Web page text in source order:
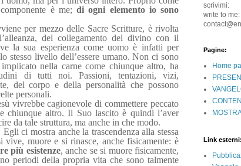
è me;di ogni elemento io sono
per mezzo delle Sacre Scritture, è rivolta
del collegamento del divino con il
la sua esperienza come uomo è infatti per
stesso livello dell’essere umano. Non ci sono
nella carne come chiunque altro, ha
di tutti noi. Passioni, tentazioni, vizi,
del corpo e della personalità che possono
personali.
vivrebbe cagionevole di commettere peccato
chiunque altro. Il Suo lascito è quindi l’aver
da tale struttura, ma anche in che modo.
ci mostra anche la trascendenza alla stessa
vive, muore e si rinasce, anche fisicamente: è
più esistenze, anche se si muore fisicamente,
periodi della propria vita che sono talmente
scrivimi:
write to me:
Pagine:
Home
Link esterni: